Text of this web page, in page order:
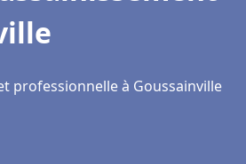
professionnelle à Goussainville